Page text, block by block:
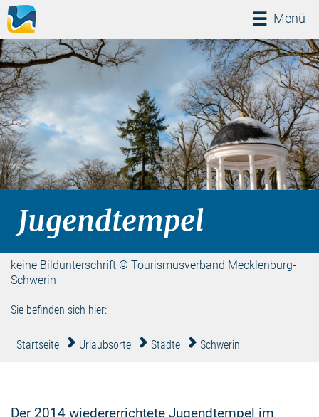
Menü
Menü
keine Bildunterschrift © Tourismusverband Mecklenburg-
Schwerin
Jugendtempel
Sie befinden sich hier:
Startseite Urlaubsorte Städte Schwerin
Der 2014 wiedererrichtete Jugendtempel im